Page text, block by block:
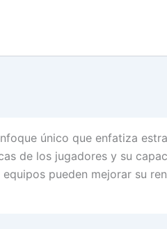
único que enfatiza
de los jugadores y su
pueden mejorar su